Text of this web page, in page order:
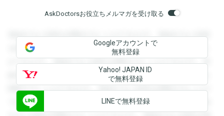
AskDoctorsお役立ちメルマガを受け取る
登録すると回答を閲覧することができます。登録すると回答
を閲覧することができます。登録すると回答を閲覧すること
ができます。登録すると回答を閲覧することができます。登
録すると回答を閲覧することができます。登録すると回答を
閲覧することができます。登録すると回答を閲覧することが
できます。登録すると回答を閲覧することができます。登録
Googleアカウントで
無料登録
Yahoo! JAPAN ID
で無料登録
LINEで無料登録